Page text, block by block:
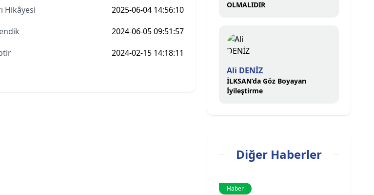
Hikâyesi
2025-06-04 14:56:10
2024-06-05 09:51:57
2024-02-15 14:18:11
OLMALIDIR
Ali DENİZ
İLKSAN’da Göz Boyayan
İyileştirme
Diğer Haberler
Haber